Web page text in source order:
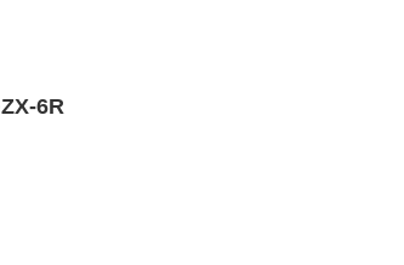
6R